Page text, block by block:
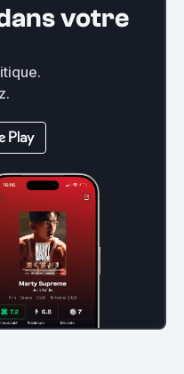
votre